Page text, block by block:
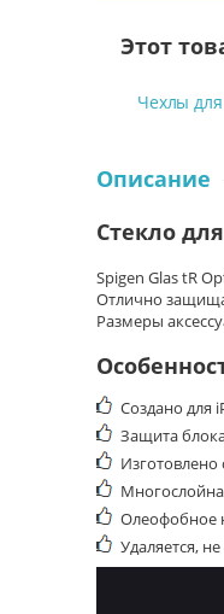
Этот
Чехлы
Описание
Стекло
Spigen Glas tR
Отлично
Размеры
Создано для
Защита
Олеофобное
Удаляется,